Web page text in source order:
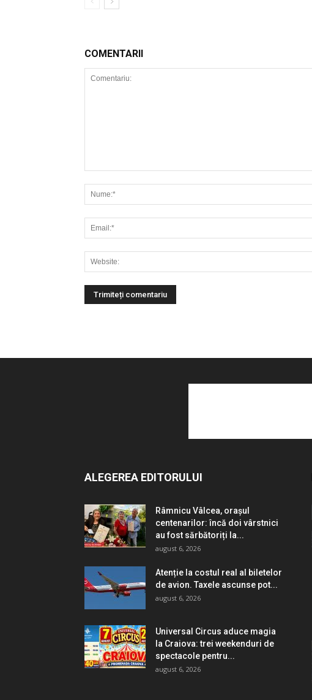
COMENTARII
ALEGEREA EDITORULUI
Râmnicu Vâlcea, orașul
centenarilor: încă doi vârstnici
au fost sărbătoriți la...
august 6, 2026
Atenție la costul real al biletelor
de avion. Taxele ascunse pot...
august 6, 2026
Universal Circus aduce magia
la Craiova: trei weekenduri de
spectacole pentru...
august 6, 2026